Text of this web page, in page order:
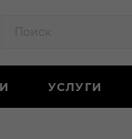
УСЛУГИ